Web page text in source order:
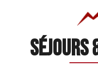
Séjours